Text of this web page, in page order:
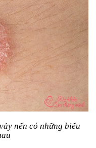
nến có những biểu